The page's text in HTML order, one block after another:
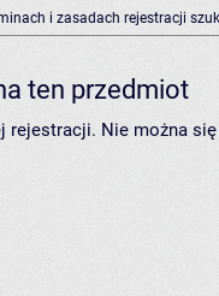
i zasadach rejestracji
ten przedmiot
rejestracji. Nie można